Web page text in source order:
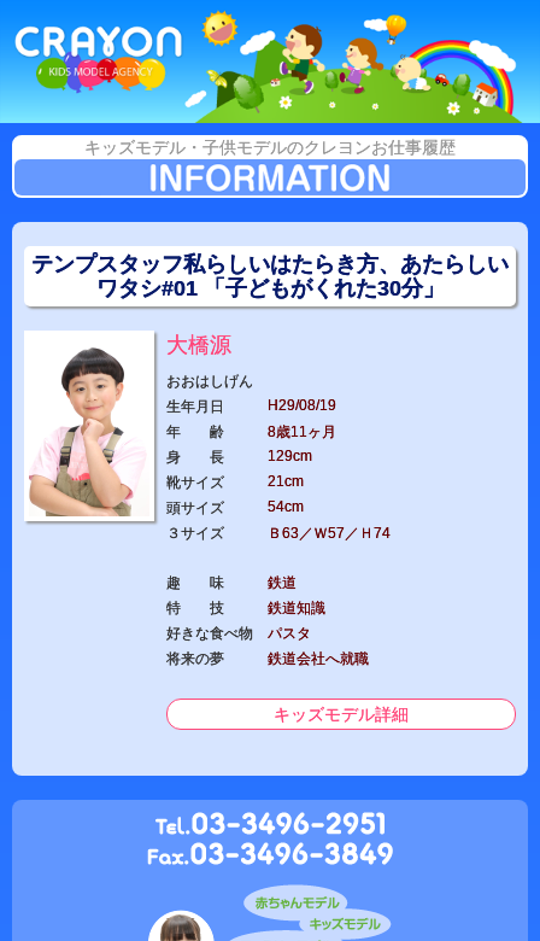
キッズモデル・子供モデルのクレヨンお仕事履歴
テンプスタッフ私らしいはたらき方、あたらしい
ワタシ#01 「子どもがくれた30分」
大橋源
おおはしげん
生年月日
H29/08/19
年 齢
8歳11ヶ月
身 長
129cm
靴サイズ
21cm
頭サイズ
54cm
３サイズ
Ｂ63／Ｗ57／Ｈ74
趣 味
鉄道
特 技
鉄道知識
好きな食べ物
パスタ
将来の夢
鉄道会社へ就職
キッズモデル詳細